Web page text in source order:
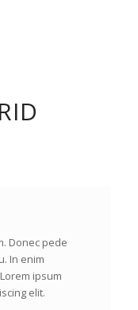
Donec pede
In enim
ipsum
elit.